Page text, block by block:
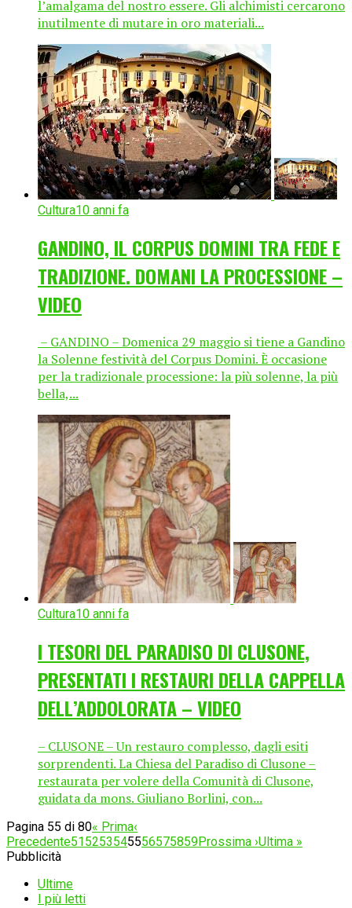
l’amalgama del nostro essere. Gli alchimisti cercarono
inutilmente di mutare in oro materiali...
Cultura10 anni fa
GANDINO, IL CORPUS DOMINI TRA FEDE E
TRADIZIONE. DOMANI LA PROCESSIONE –
VIDEO
– GANDINO – Domenica 29 maggio si tiene a Gandino
la Solenne festività del Corpus Domini. È occasione
per la tradizionale processione: la più solenne, la più
bella,...
Cultura10 anni fa
I TESORI DEL PARADISO DI CLUSONE,
PRESENTATI I RESTAURI DELLA CAPPELLA
DELL’ADDOLORATA – VIDEO
– CLUSONE – Un restauro complesso, dagli esiti
sorprendenti. La Chiesa del Paradiso di Clusone –
restaurata per volere della Comunità di Clusone,
guidata da mons. Giuliano Borlini, con...
Pagina 55 di 80« Prima‹
Precedente51 5253545556575859Prossima ›Ultima »
Pubblicità
Ultime
I più letti